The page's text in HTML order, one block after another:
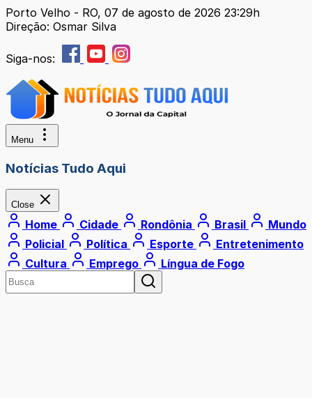
Porto Velho - RO, 07 de agosto de 2026 23:29h
Direção: Osmar Silva
Siga-nos:
Menu
Notícias Tudo Aqui
Close
Home Cidade Rondônia Brasil
Mundo
Policial
Política Esporte
Entretenimento
Cultura
Emprego Língua de Fogo